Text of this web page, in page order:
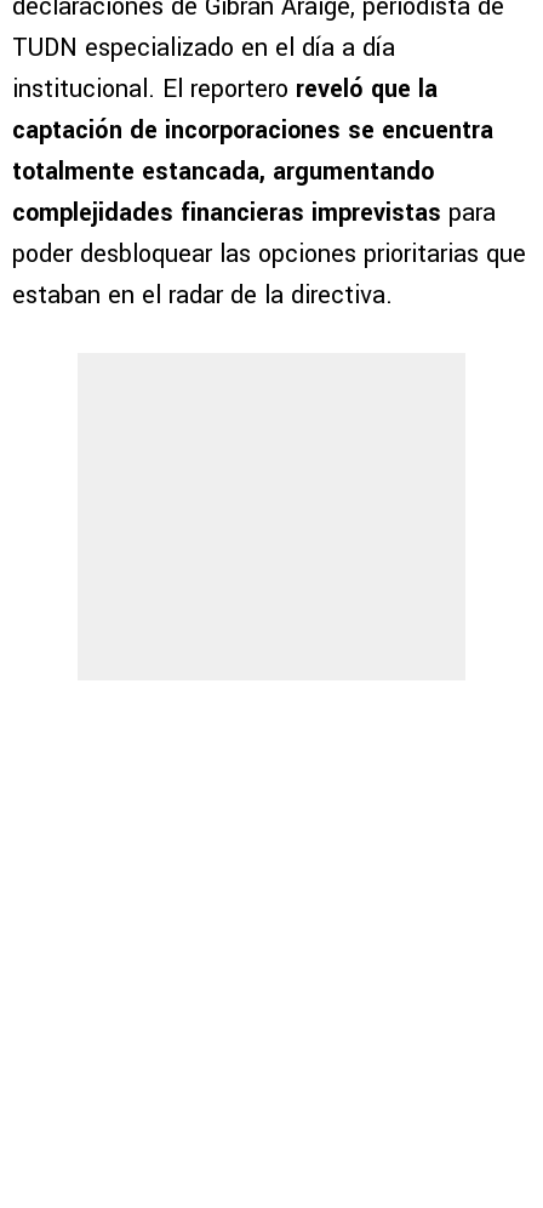
TUDN especializado en el día a día
institucional. El reportero reveló que la
captación de incorporaciones se encuentra
totalmente estancada, argumentando
complejidades financieras imprevistas para
poder desbloquear las opciones prioritarias que
estaban en el radar de la directiva.